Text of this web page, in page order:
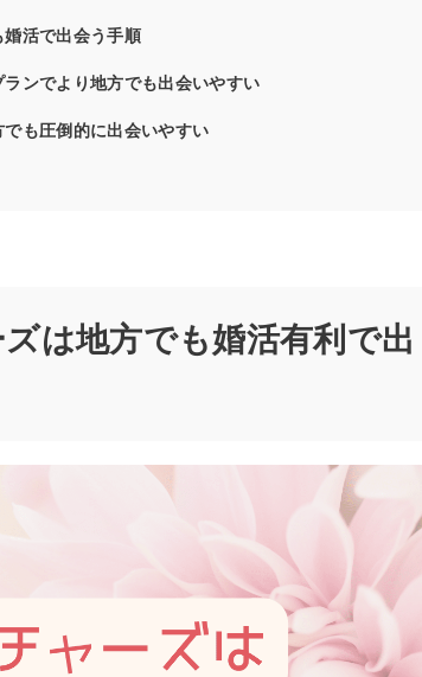
活で出会う手順
ンでより地方でも出会いやすい
も圧倒的に出会いやすい
は地方でも婚活有利で出